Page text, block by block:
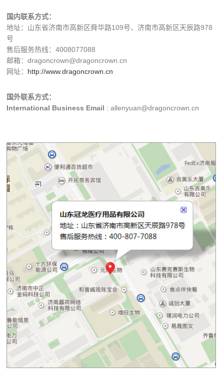
国内联系方式：
地址：山东省济南市高新区舜华路109号、济南市高新区天辰路978
号
售后服务热线：4008077088
邮箱：dragoncrown@dragoncrown.cn
网址： http://www.dragoncrown.cn
国外联系方式：
International Business Email : allenyuan@dragoncrown.cn